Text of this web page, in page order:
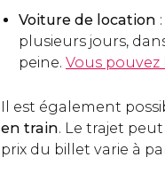
Voiture de location
plusieurs jours,
peine. Vous
Il est également
en train. Le trajet
prix du billet varie à